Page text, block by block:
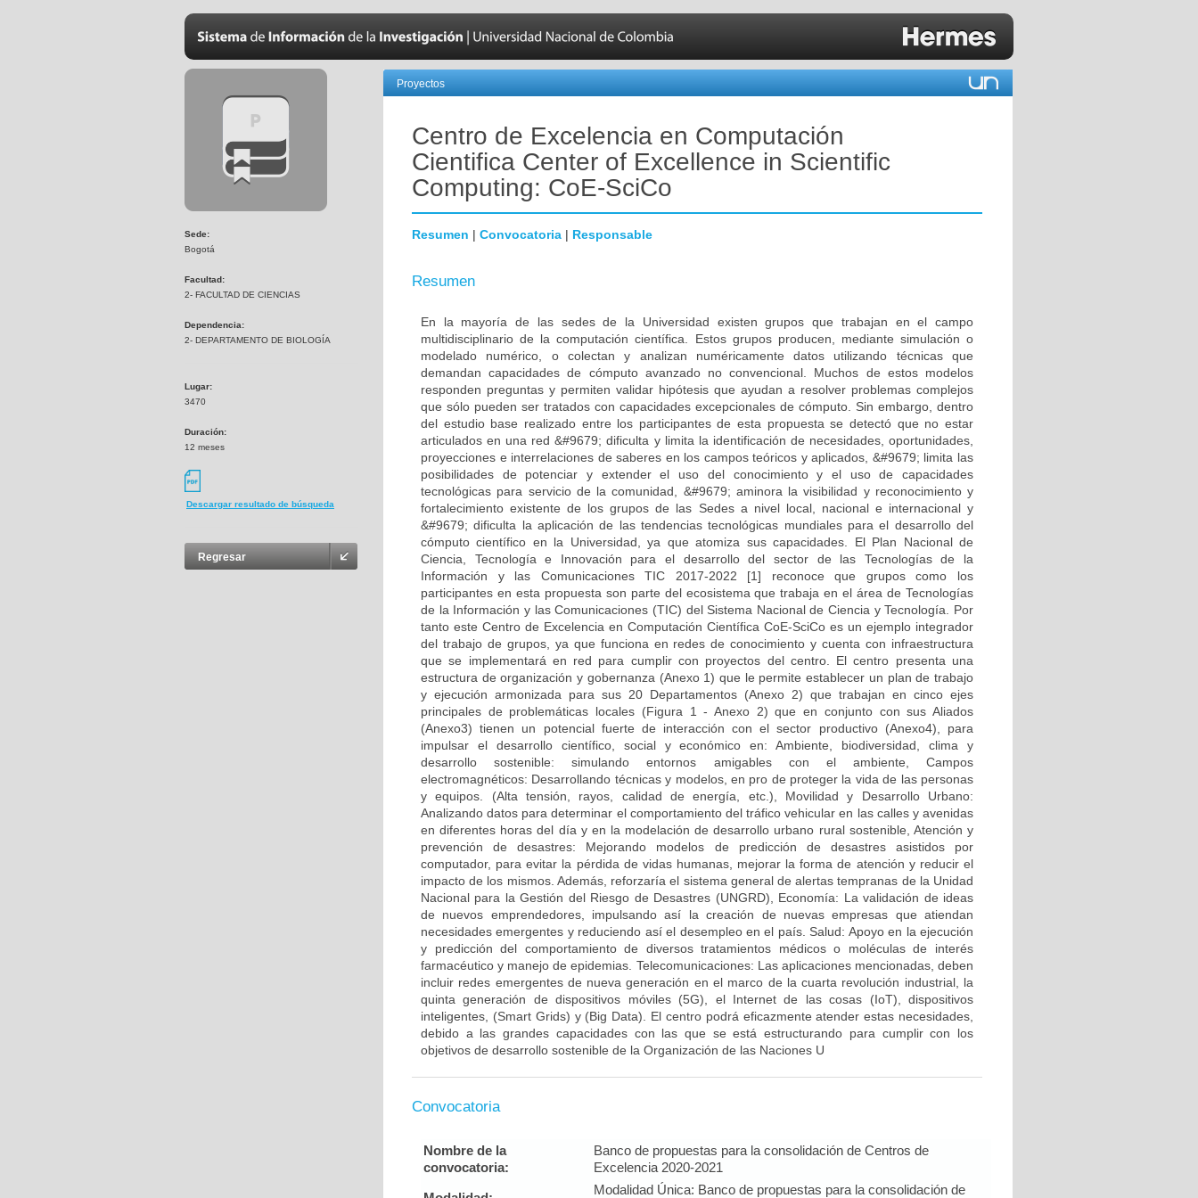
Sede:
Bogotá
Facultad:
2- FACULTAD DE CIENCIAS
Dependencia:
2- DEPARTAMENTO DE BIOLOGÍA
Lugar:
3470
Duración:
12 meses
Descargar resultado de búsqueda
Regresar
Proyectos
Centro de Excelencia en Computación
Cientifica Center of Excellence in Scientific
Computing: CoE-SciCo
Resumen | Convocatoria | Responsable
Resumen
En la mayoría de las sedes de la Universidad existen grupos que trabajan en el campo
multidisciplinario de la computación científica. Estos grupos producen, mediante simulación o
modelado numérico, o colectan y analizan numéricamente datos utilizando técnicas que
demandan capacidades de cómputo avanzado no convencional. Muchos de estos modelos
responden preguntas y permiten validar hipótesis que ayudan a resolver problemas complejos
que sólo pueden ser tratados con capacidades excepcionales de cómputo. Sin embargo, dentro
del estudio base realizado entre los participantes de esta propuesta se detectó que no estar
articulados en una red &#9679; dificulta y limita la identificación de necesidades, oportunidades,
proyecciones e interrelaciones de saberes en los campos teóricos y aplicados, &#9679; limita las
posibilidades de potenciar y extender el uso del conocimiento y el uso de capacidades
tecnológicas para servicio de la comunidad, &#9679; aminora la visibilidad y reconocimiento y
fortalecimiento existente de los grupos de las Sedes a nivel local, nacional e internacional y
&#9679; dificulta la aplicación de las tendencias tecnológicas mundiales para el desarrollo del
cómputo científico en la Universidad, ya que atomiza sus capacidades. El Plan Nacional de
Ciencia, Tecnología e Innovación para el desarrollo del sector de las Tecnologías de la
Información y las Comunicaciones TIC 2017-2022 [1] reconoce que grupos como los
participantes en esta propuesta son parte del ecosistema que trabaja en el área de Tecnologías
de la Información y las Comunicaciones (TIC) del Sistema Nacional de Ciencia y Tecnología. Por
tanto este Centro de Excelencia en Computación Científica CoE-SciCo es un ejemplo integrador
del trabajo de grupos, ya que funciona en redes de conocimiento y cuenta con infraestructura
que se implementará en red para cumplir con proyectos del centro. El centro presenta una
estructura de organización y gobernanza (Anexo 1) que le permite establecer un plan de trabajo
y ejecución armonizada para sus 20 Departamentos (Anexo 2) que trabajan en cinco ejes
principales de problemáticas locales (Figura 1 - Anexo 2) que en conjunto con sus Aliados
(Anexo3) tienen un potencial fuerte de interacción con el sector productivo (Anexo4), para
impulsar el desarrollo científico, social y económico en: Ambiente, biodiversidad, clima y
desarrollo sostenible: simulando entornos amigables con el ambiente, Campos
electromagnéticos: Desarrollando técnicas y modelos, en pro de proteger la vida de las personas
y equipos. (Alta tensión, rayos, calidad de energía, etc.), Movilidad y Desarrollo Urbano:
Analizando datos para determinar el comportamiento del tráfico vehicular en las calles y avenidas
en diferentes horas del día y en la modelación de desarrollo urbano rural sostenible, Atención y
prevención de desastres: Mejorando modelos de predicción de desastres asistidos por
computador, para evitar la pérdida de vidas humanas, mejorar la forma de atención y reducir el
impacto de los mismos. Además, reforzaría el sistema general de alertas tempranas de la Unidad
Nacional para la Gestión del Riesgo de Desastres (UNGRD), Economía: La validación de ideas
de nuevos emprendedores, impulsando así la creación de nuevas empresas que atiendan
necesidades emergentes y reduciendo así el desempleo en el país. Salud: Apoyo en la ejecución
y predicción del comportamiento de diversos tratamientos médicos o moléculas de interés
farmacéutico y manejo de epidemias. Telecomunicaciones: Las aplicaciones mencionadas, deben
incluir redes emergentes de nueva generación en el marco de la cuarta revolución industrial, la
quinta generación de dispositivos móviles (5G), el Internet de las cosas (IoT), dispositivos
inteligentes, (Smart Grids) y (Big Data). El centro podrá eficazmente atender estas necesidades,
debido a las grandes capacidades con las que se está estructurando para cumplir con los
objetivos de desarrollo sostenible de la Organización de las Naciones U
Convocatoria
Nombre de la
convocatoria:
Banco de propuestas para la consolidación de Centros de
Excelencia 2020-2021
Modalidad Única: Banco de propuestas para la consolidación de